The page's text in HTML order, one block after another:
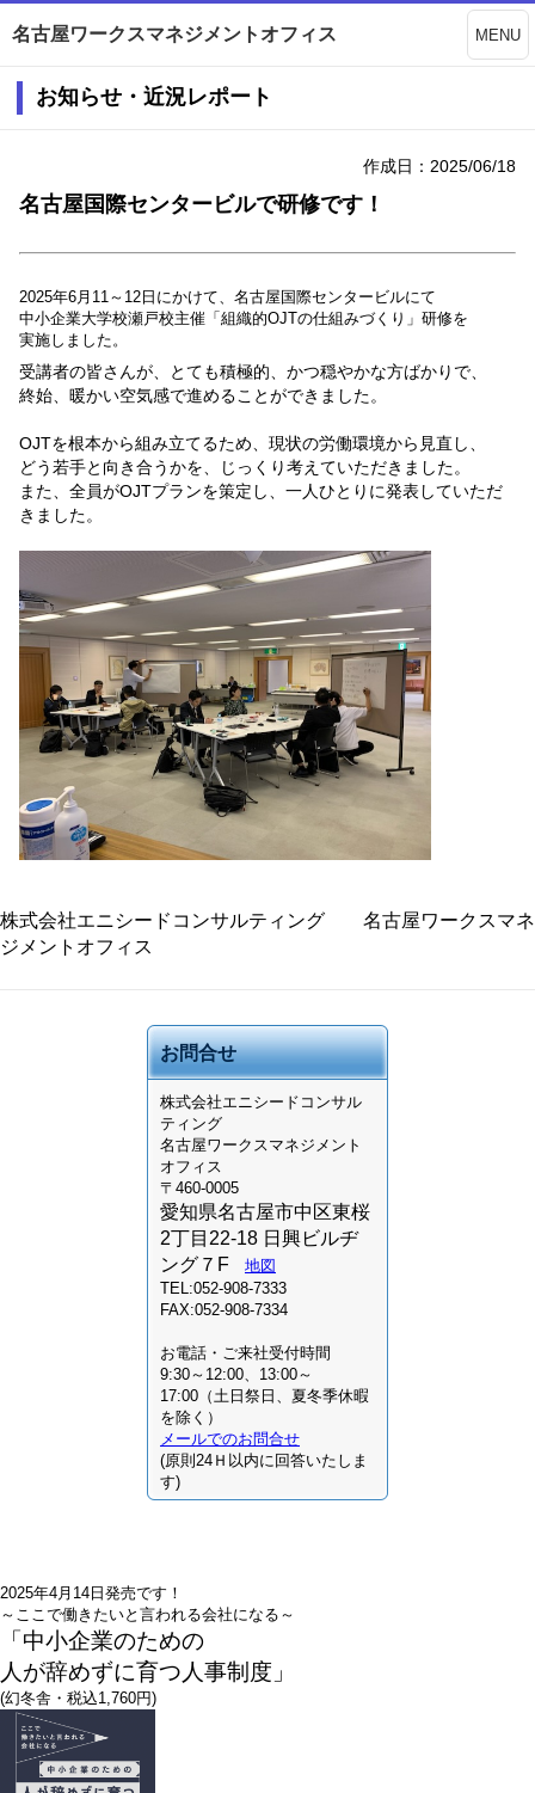
名古屋ワークスマネジメントオフィス MENU
お知らせ・近況レポート
作成日：2025/06/18
名古屋国際センタービルで研修です！
2025年6月11～12日にかけて、名古屋国際センタービルにて
中小企業大学校瀬戸校主催 「組織的OJTの仕組みづくり」研修を
実施しました。
受講者の皆さんが、とても積極的、かつ穏やかな方ばかりで、
終始、暖かい空気感で進めることができました。
OJTを根本から組み立てるため、現状の労働環境から見直し、
どう若手と向き合うかを、じっくり考えていただきました。
また、全員がOJTプランを策定し、一人ひとりに発表していただ
きました。
株式会社エニシードコンサルティング 名古屋ワークスマネ
ジメントオフィス
お問合せ
株式会社エニシードコンサル
ティング
名古屋ワークスマネジメント
オフィス
〒460-0005
愛知県名古屋市中区東桜
2丁目22-18 日興ビルヂ
ング７F
地図
TEL:052-908-7333
FAX:052-908-7334
お電話・ご来社受付時間
9:30～12:00、13:00～
17:00（土日祭日、夏冬季休暇
を除く）
メールでのお問合せ
(原則24Ｈ以内に回答いたしま
す)
2025年4月14日発売です！
～ここで働きたいと言われる会社になる～
「中小企業のための
人が辞めずに育つ人事制度」
(幻冬舎・税込1,760円)